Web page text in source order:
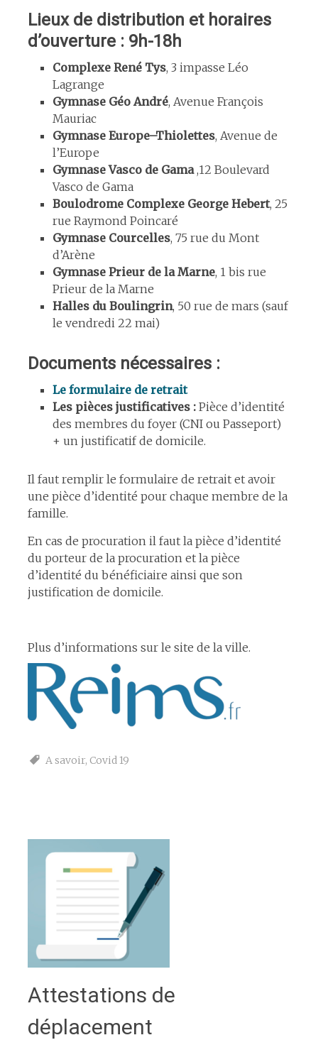
Lieux de distribution et horaires
d’ouverture : 9h-18h
Complexe René Tys, 3 impasse Léo
Lagrange
Gymnase Géo André, Avenue François
Mauriac
Gymnase Europe–Thiolettes, Avenue de
l’Europe
Gymnase Vasco de Gama,12 Boulevard
Vasco de Gama
Boulodrome Complexe George Hebert, 25
rue Raymond Poincaré
Gymnase Courcelles, 75 rue du Mont
d’Arène
Gymnase Prieur de la Marne, 1 bis rue
Prieur de la Marne
Halles du Boulingrin, 50 rue de mars (sauf
le vendredi 22 mai)
Documents nécessaires :
Le formulaire de retrait
Les pièces justificatives : Pièce d’identité
des membres du foyer (CNI ou Passeport)
+ un justificatif de domicile.
Il faut remplir le formulaire de retrait et avoir
une pièce d’identité pour chaque membre de la
famille.
En cas de procuration il faut la pièce d’identité
du porteur de la procuration et la pièce
d’identité du bénéficiaire ainsi que son
justification de domicile.
Plus d’informations sur le site de la ville.
A savoir, Covid 19
Attestations de
déplacement